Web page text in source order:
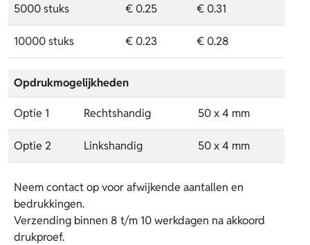
5000 stuks € 0.25 € 0.31
10000 stuks € 0.23 € 0.28
Opdrukmogelijkheden
Optie 1 Rechtshandig 50 x 4 mm
Optie 2 Linkshandig 50 x 4 mm
Neem contact op voor afwijkende aantallen en
bedrukkingen.
Verzending binnen 8 t/m 10 werkdagen na akkoord
drukproef.